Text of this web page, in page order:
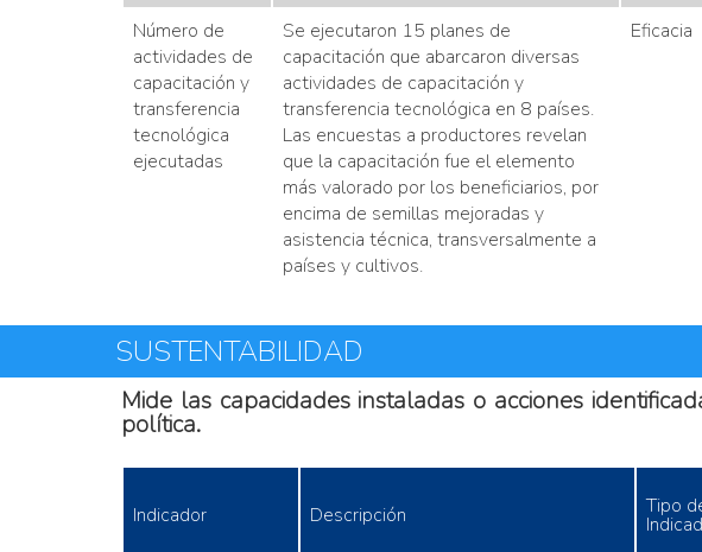
Número de
actividades de
capacitación y
transferencia
tecnológica
ejecutadas
Se ejecutaron 15 planes de
capacitación que abarcaron diversas
actividades de capacitación y
transferencia tecnológica en 8 países.
Las encuestas a productores revelan
que la capacitación fue el elemento
más valorado por los beneficiarios, por
encima de semillas mejoradas y
asistencia técnica, transversalmente a
países y cultivos.
Eficacia
SUSTENTABILIDAD
Mide las capacidades instaladas o acciones
política.
Indicador Descripción Tipo